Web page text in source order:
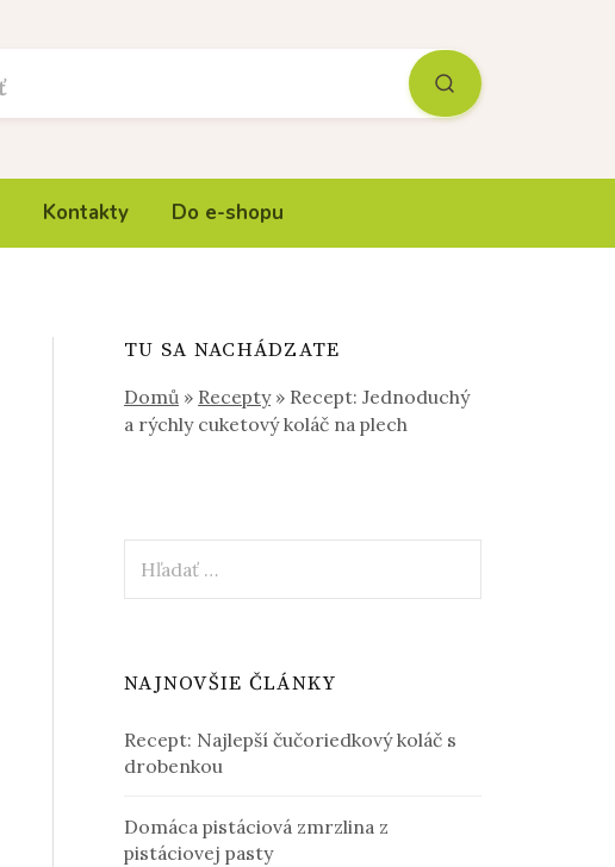
Kontakty Do e-shopu
TU SA NACHÁDZATE
Domů » Recepty» Recept: Jednoduchý
a rýchly cuketový koláč na plech
NAJNOVŠIE ČLÁNKY
Recept: Najlepší čučoriedkový koláč s
drobenkou
Domáca pistáciová zmrzlina z
pistáciovej pasty